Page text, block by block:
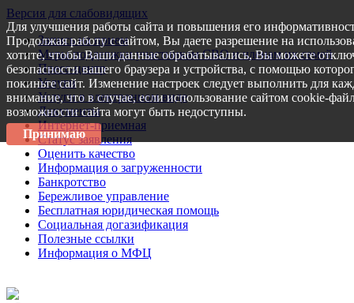
Версия для слабовидящих
Запись на прием
Меры поддержки участникам СВО и членам их семей
Пресс-центр
Услуги
Услуги в электронном виде
Документы
Интернет-приемная
Статус заявления
Оценить качество
Информация о загруженности
Банкротство
Бережливое управление
Бесплатная юридическая помощь
Социальная догазификация
Полезные ссылки
Информация о МФЦ
Для улучшения работы сайта и повышения его
Продолжая работу с сайтом, Вы даете разрешение на
хотите, чтобы Ваши данные обрабатывались, Вы можете
безопасности вашего браузера и устройства, с помощью
покиньте сайт. Изменение настроек следует выполнить для
внимание, что в случае, если использование сайтом cookie-
возможности сайта могут быть недоступны.
Принимаю